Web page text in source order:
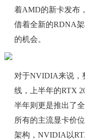
着AMD的新卡发布
借着全新的RDNA
的机会。
对于NVIDIA来说，
线，上半年的RTX
半年则更是推出了
所有的主流显卡价
架构，NVIDIA以